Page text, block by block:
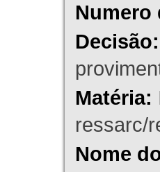
Numero
Decisão:
Matéria:
ressarc/
Nome